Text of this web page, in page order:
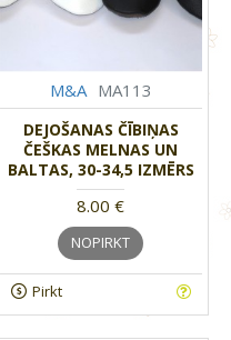
M&A MA113
DEJOŠANAS ČĪBIŅAS
ČEŠKAS MELNAS UN
BALTAS, 30-34,5 IZMĒRS
8.00 €
NOPIRKT
Pirkt